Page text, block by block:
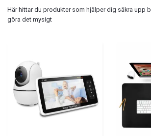
Här hittar du produkter som hjälper dig säkra upp
göra det mysigt